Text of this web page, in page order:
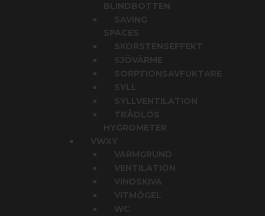
BLINDBOTTEN
SAVING
SPACES
SKORSTENSEFFEKT
SJÖVÄRME
SORPTIONSAVFUKTARE
SYLL
SYLLVENTILATION
TRÅDLÖS
HYGROMETER
VWXY
VARMGRUND
VENTILATION
VINDSKIVA
VITMÖGEL
WC